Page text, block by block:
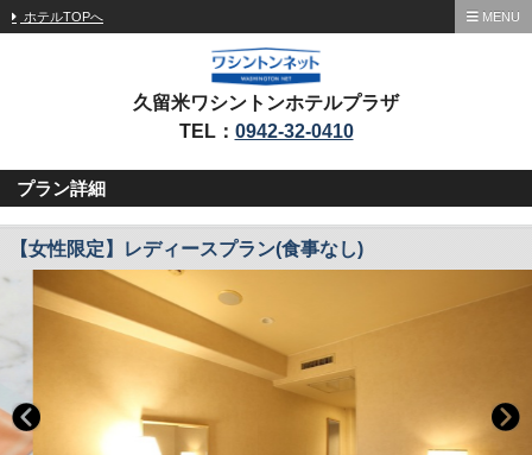
ホテルTOPへ MENU
久留米ワシントンホテルプラザ
TEL： 0942-32-0410
プラン詳細
【女性限定】レディースプラン(食事なし)